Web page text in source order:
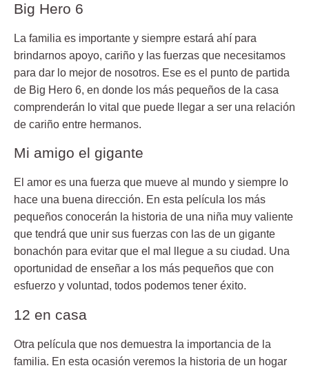
Big Hero 6
La familia es importante y siempre estará ahí para
brindarnos apoyo, cariño y las fuerzas que necesitamos
para dar lo mejor de nosotros. Ese es el punto de partida
de Big Hero 6, en donde los más pequeños de la casa
comprenderán lo vital que puede llegar a ser una relación
de cariño entre hermanos.
Mi amigo el gigante
El amor es una fuerza que mueve al mundo y siempre lo
hace una buena dirección. En esta película los más
pequeños conocerán la historia de una niña muy valiente
que tendrá que unir sus fuerzas con las de un gigante
bonachón para evitar que el mal llegue a su ciudad. Una
oportunidad de enseñar a los más pequeños que con
esfuerzo y voluntad, todos podemos tener éxito.
12 en casa
Otra película que nos demuestra la importancia de la
familia. En esta ocasión veremos la historia de un hogar